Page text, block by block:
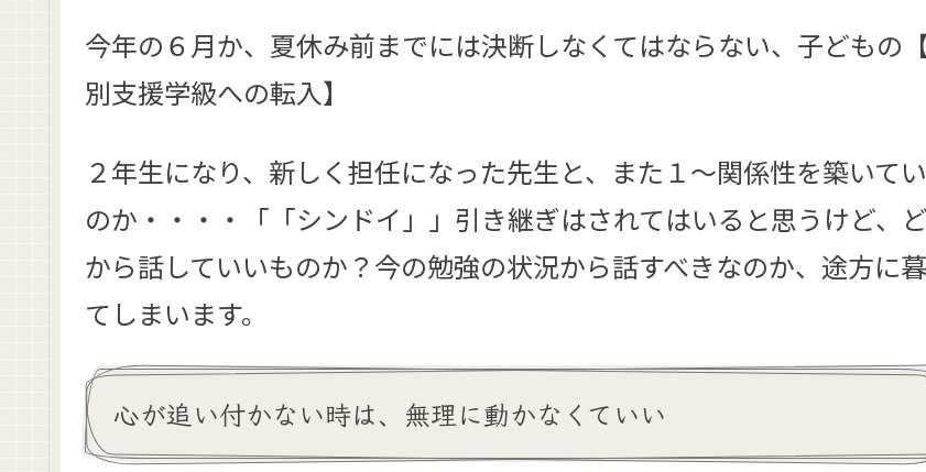
今年の６月か、夏休み前までには決断しなくてはならない、子どもの
別支援学級への転入】
２年生になり、新しく担任になった先生と、また１～関係性を築いて
のか・・・・「「シンドイ」」引き継ぎはされてはいると思うけど、
から話していいものか？今の勉強の状況から話すべきなのか、途方に
てしまいます。
心が追い付かない時は、無理に動かなくていい